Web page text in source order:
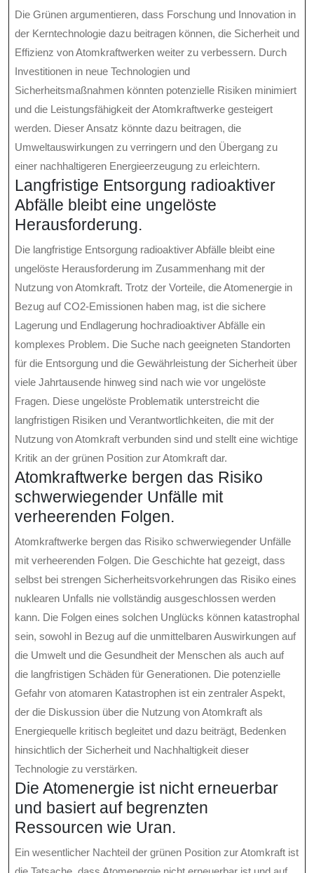
Die Grünen argumentieren, dass Forschung und Innovation in
der Kerntechnologie dazu beitragen können, die Sicherheit und
Effizienz von Atomkraftwerken weiter zu verbessern. Durch
Investitionen in neue Technologien und
Sicherheitsmaßnahmen könnten potenzielle Risiken minimiert
und die Leistungsfähigkeit der Atomkraftwerke gesteigert
werden. Dieser Ansatz könnte dazu beitragen, die
Umweltauswirkungen zu verringern und den Übergang zu
einer nachhaltigeren Energieerzeugung zu erleichtern.
Langfristige Entsorgung radioaktiver
Abfälle bleibt eine ungelöste
Herausforderung.
Die langfristige Entsorgung radioaktiver Abfälle bleibt eine
ungelöste Herausforderung im Zusammenhang mit der
Nutzung von Atomkraft. Trotz der Vorteile, die Atomenergie in
Bezug auf CO2-Emissionen haben mag, ist die sichere
Lagerung und Endlagerung hochradioaktiver Abfälle ein
komplexes Problem. Die Suche nach geeigneten Standorten
für die Entsorgung und die Gewährleistung der Sicherheit über
viele Jahrtausende hinweg sind nach wie vor ungelöste
Fragen. Diese ungelöste Problematik unterstreicht die
langfristigen Risiken und Verantwortlichkeiten, die mit der
Nutzung von Atomkraft verbunden sind und stellt eine wichtige
Kritik an der grünen Position zur Atomkraft dar.
Atomkraftwerke bergen das Risiko
schwerwiegender Unfälle mit
verheerenden Folgen.
Atomkraftwerke bergen das Risiko schwerwiegender Unfälle
mit verheerenden Folgen. Die Geschichte hat gezeigt, dass
selbst bei strengen Sicherheitsvorkehrungen das Risiko eines
nuklearen Unfalls nie vollständig ausgeschlossen werden
kann. Die Folgen eines solchen Unglücks können katastrophal
sein, sowohl in Bezug auf die unmittelbaren Auswirkungen auf
die Umwelt und die Gesundheit der Menschen als auch auf
die langfristigen Schäden für Generationen. Die potenzielle
Gefahr von atomaren Katastrophen ist ein zentraler Aspekt,
der die Diskussion über die Nutzung von Atomkraft als
Energiequelle kritisch begleitet und dazu beiträgt, Bedenken
hinsichtlich der Sicherheit und Nachhaltigkeit dieser
Technologie zu verstärken.
Die Atomenergie ist nicht erneuerbar
und basiert auf begrenzten
Ressourcen wie Uran.
Ein wesentlicher Nachteil der grünen Position zur Atomkraft ist